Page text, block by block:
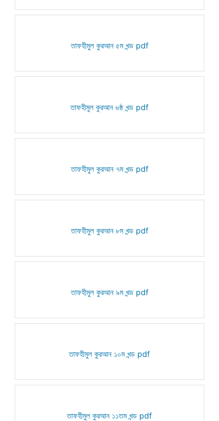
তাফহীমুল কুরআন ৫ম খন্ড pdf
তাফহীমুল কুরআন ৬ষ্ঠ খন্ড pdf
তাফহীমুল কুরআন ৭ম খন্ড pdf
তাফহীমুল কুরআন ৮ম খন্ড pdf
তাফহীমুল কুরআন ৯ম খন্ড pdf
তাফহীমুল কুরআন ১০ম খন্ড pdf
তাফহীমুল কুরআন ১১তম খন্ড pdf